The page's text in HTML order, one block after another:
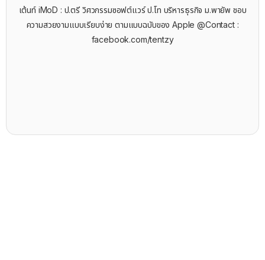
เต้นท์ iMoD : ป.ตรี วิศวกรรมซอฟต์แวร์ ป.โท บริหารธุรกิจ ม.พายัพ ชอบ
ความสวยงามแบบเรียบง่าย ตามแบบฉบับของ Apple @Contact :
facebook.com/tentzy